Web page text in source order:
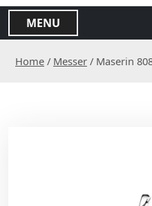
MENU
Home / Messer / Maserin